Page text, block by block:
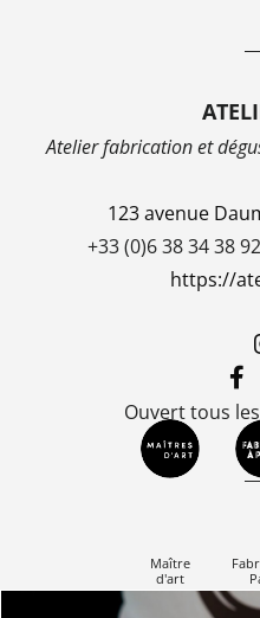
Atelier fabrication et
123 avenue
+33 (0)6 38 34 38
https://
Ouvert tous
Maître
d'art